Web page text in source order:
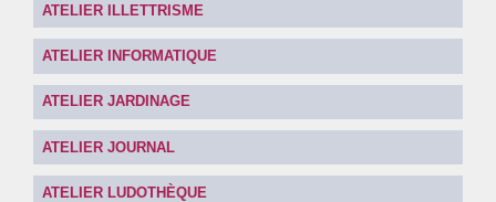
Orientation
Parents
Coutume
Environnement
ATELIER ILLETTRISME
ATELIER INFORMATIQUE
ATELIER JARDINAGE
ATELIER JOURNAL
ATELIER LUDOTHÈQUE